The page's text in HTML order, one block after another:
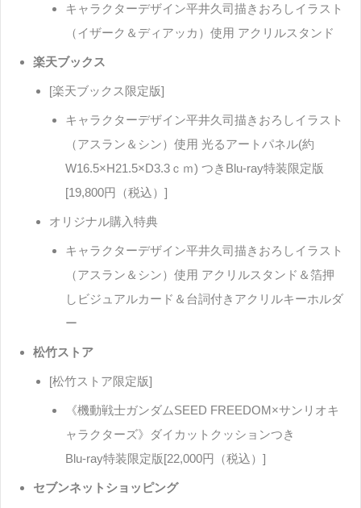
キャラクターデザイン平井久司描きおろしイラスト
（イザーク＆ディアッカ）使用 アクリルスタンド
楽天ブックス
[楽天ブックス限定版]
キャラクターデザイン平井久司描きおろしイラスト
（アスラン＆シン）使用 光るアートパネル(約
W16.5×H21.5×D3.3ｃｍ) つきBlu-ray特装限定版
[19,800円（税込）]
オリジナル購入特典
キャラクターデザイン平井久司描きおろしイラスト
（アスラン＆シン）使用 アクリルスタンド＆箔押
しビジュアルカード＆台詞付きアクリルキーホルダ
ー
松竹ストア
[松竹ストア限定版]
《機動戦士ガンダムSEED FREEDOM×サンリオキ
ャラクターズ》ダイカットクッションつき
Blu-ray特装限定版[22,000円（税込）]
セブンネットショッピング